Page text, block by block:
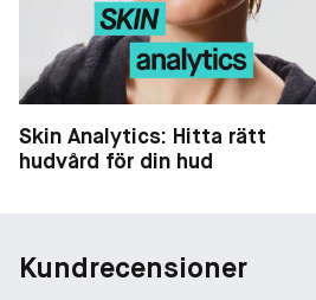
Skin Analytics: Hitta rätt
hudvård för din hud
Kundrecensioner